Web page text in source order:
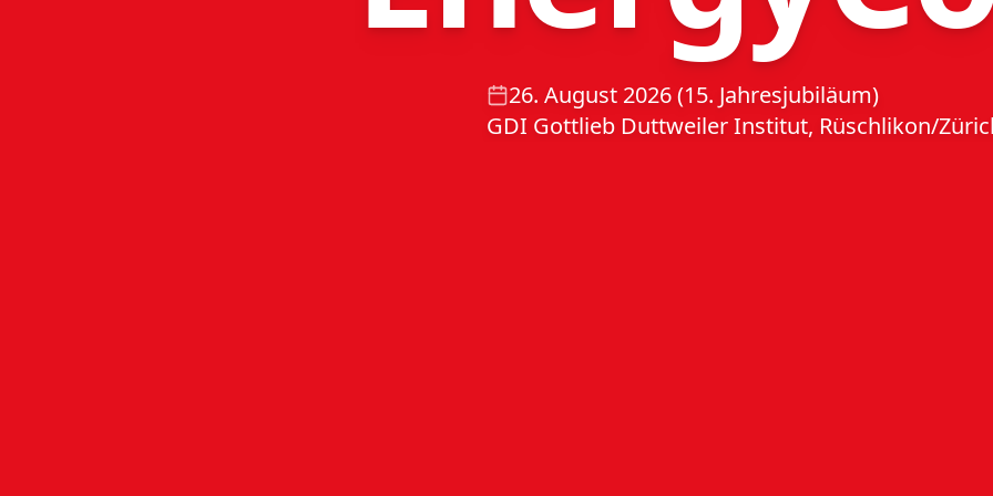
26. August 2026 (15. Jahresjubiläum)
GDI Gottlieb Duttweiler Institut, Rüschlikon/